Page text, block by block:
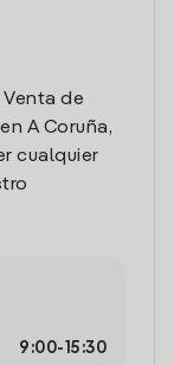
de
A Coruña,
cualquier
9:00- 15:30